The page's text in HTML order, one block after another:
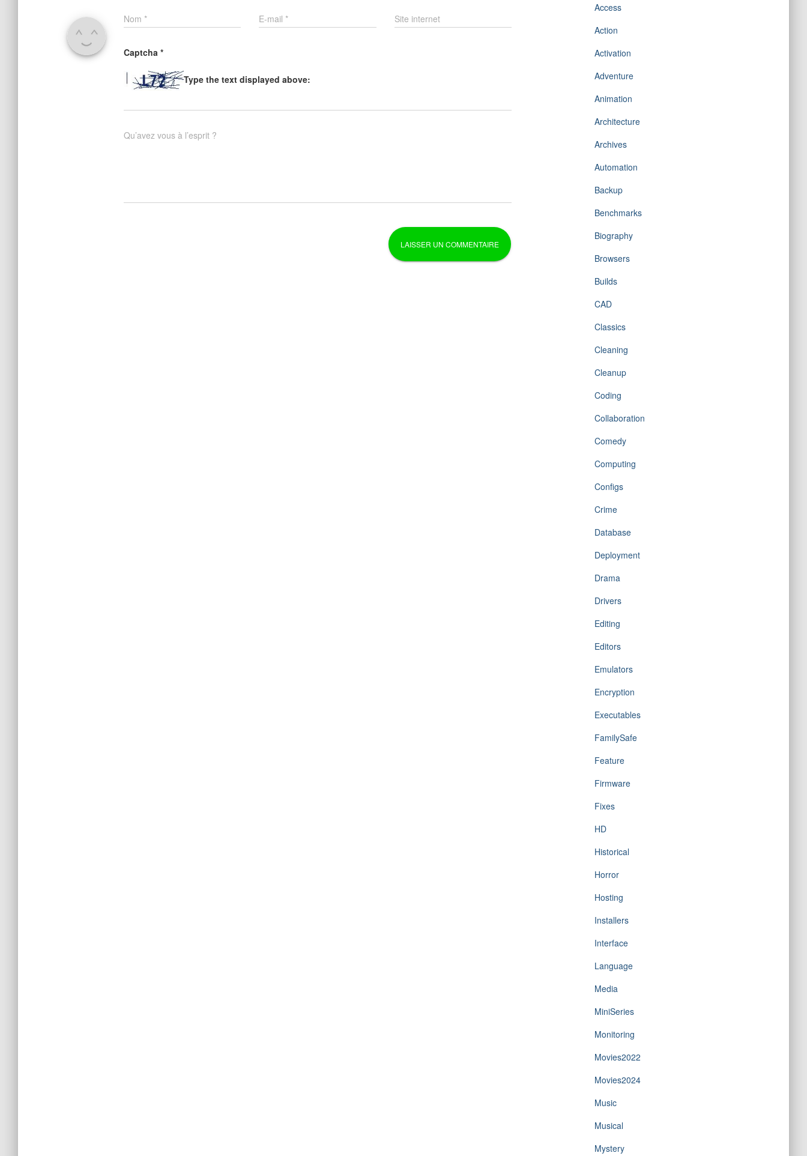
Nom * E-mail* Site internet
Captcha *
Type the text displayed above:
Qu’avez vous à l’esprit ?
Access
Action
Activation
Adventure
Animation
Architecture
Archives
Automation
Backup
Benchmarks
Biography
Browsers
Builds
CAD
Classics
Cleaning
Cleanup
Coding
Collaboration
Comedy
Computing
Configs
Crime
Database
Deployment
Drama
Drivers
Editing
Editors
Emulators
Encryption
Executables
FamilySafe
Feature
Firmware
Fixes
HD
Historical
Horror
Hosting
Installers
Interface
Language
Media
MiniSeries
Monitoring
Movies2022
Movies2024
Music
Musical
Mystery